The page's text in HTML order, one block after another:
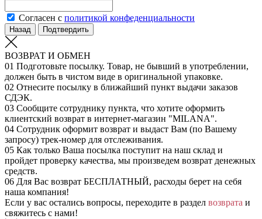
Согласен с политикой конфеденциальности
Назад Подтвердить
ВОЗВРАТ И ОБМЕН
01 Подготовьте посылку. Товар, не бывший в употреблении,
должен быть в чистом виде в оригинальной упаковке.
02 Отнесите посылку в ближайший пункт выдачи заказов
СДЭК.
03 Сообщите сотруднику пункта, что хотите оформить
клиентский возврат в интернет-магазин "MILANA".
04 Сотрудник оформит возврат и выдаст Вам (по Вашему
запросу) трек-номер для отслеживания.
05 Как только Ваша посылка поступит на наш склад и
пройдет проверку качества, мы произведем возврат денежных
средств.
06 Для Вас возврат БЕСПЛАТНЫЙ, расходы берет на себя
наша компания!
Если у вас остались вопросы, переходите в раздел возврата и
свяжитесь с нами!